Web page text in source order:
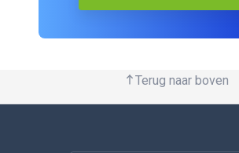
Terug naar boven